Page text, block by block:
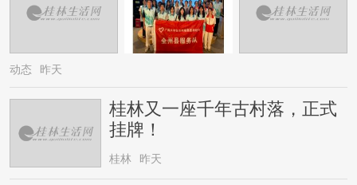
动态 昨天
桂林又一座千年古村落，正式
挂牌！
桂林 昨天